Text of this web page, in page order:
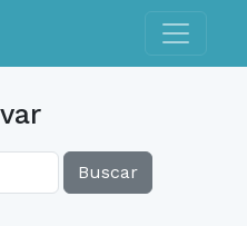
Toggle
Buscar